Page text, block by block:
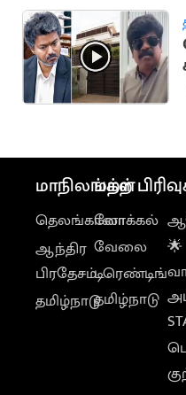
மாநிலங்கள்
தெலங்கானா
ஆந்திர
பிரதேசம்
தமிழ்நாடு
மற்ற
லோக்கல்
வேலை
டிரெண்டிங்
தமிழ்நாடு
🌟